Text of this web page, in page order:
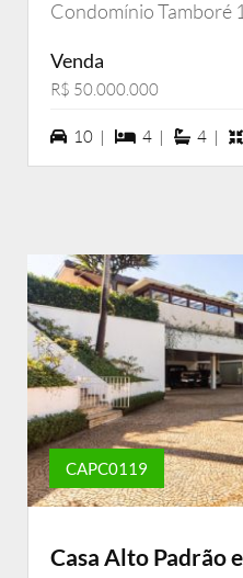
Condomínio Tamboré 1
Venda
R$ 50.000.000
10 vagas na garagem
10 | 4 dormiórios
4 | 4 suítes
4 |
CAPC0119
Casa Alto Padrão